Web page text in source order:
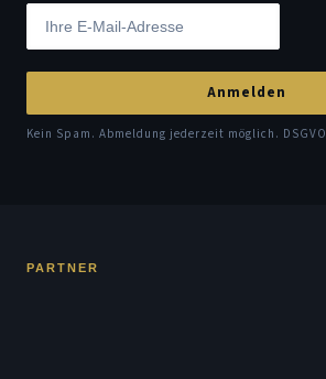
Anmelden
Kein Spam. Abmeldung jederzeit möglich.
PARTNER